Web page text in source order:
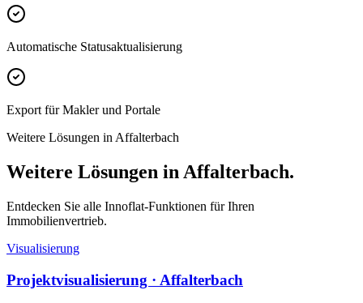
Automatische Statusaktualisierung
Export für Makler und Portale
Weitere Lösungen in Affalterbach
Weitere Lösungen in Affalterbach.
Entdecken Sie alle Innoflat-Funktionen für Ihren
Immobilienvertrieb.
Visualisierung
Projektvisualisierung · Affalterbach